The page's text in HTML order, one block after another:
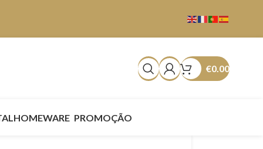
€0.00
HOMEWARE PROMOÇÃO